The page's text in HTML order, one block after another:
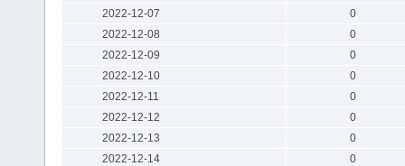
2022-12-07
0
2022-12-08
0
2022-12-09
0
2022-12-10
0
2022-12-11
0
2022-12-12
0
2022-12-13
0
2022-12-14
0